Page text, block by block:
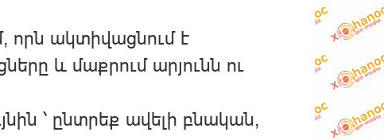
որն ակտիվացնում է
և մաքրում արյունն ու
՝ ընտրեք ավելի բնական,